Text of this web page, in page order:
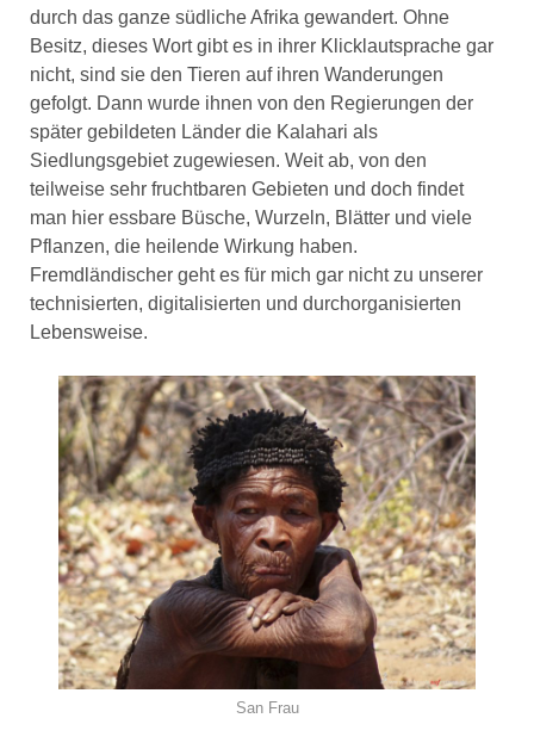
durch das ganze südliche Afrika gewandert. Ohne
Besitz, dieses Wort gibt es in ihrer Klicklautsprache gar
nicht, sind sie den Tieren auf ihren Wanderungen
gefolgt. Dann wurde ihnen von den Regierungen der
später gebildeten Länder die Kalahari als
Siedlungsgebiet zugewiesen. Weit ab, von den
teilweise sehr fruchtbaren Gebieten und doch findet
man hier essbare Büsche, Wurzeln, Blätter und viele
Pflanzen, die heilende Wirkung haben.
Fremdländischer geht es für mich gar nicht zu unserer
technisierten, digitalisierten und durchorganisierten
Lebensweise.
San Frau